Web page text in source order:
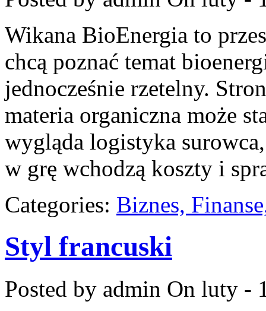
Wikana BioEnergia to
chcą poznać temat
jednocześnie rzetelny.
materia organiczna może
wygląda logistyka
w grę wchodzą koszty i
Categories: Biznes,
Styl francuski
Posted by admin On luty -